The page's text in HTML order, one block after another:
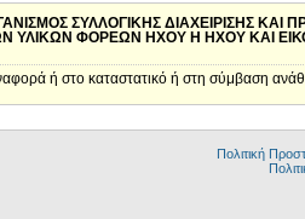
ΣΥΛΛΟΓΙΚΗΣ ΔΙΑΧΕΙΡΙΣΗΣ ΚΑΙ
ΥΛΙΚΩΝ ΦΟΡΕΩΝ ΗΧΟΥ Η ΗΧΟΥ ΚΑΙ
ή στο καταστατικό ή στη σύμβαση
Πολιτική